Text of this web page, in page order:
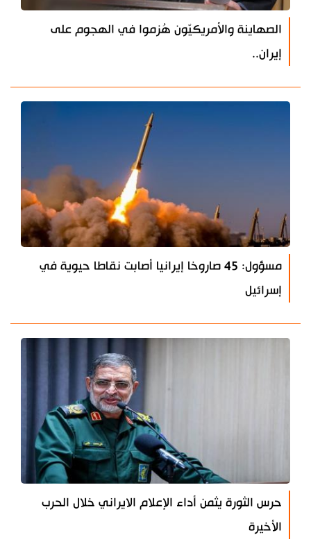
الصهاينة والأمريكيّون هُزموا في الهجوم على
إيران..
مسؤول: 45 صاروخا إيرانيا أصابت نقاطا حيوية في
إسرائيل
حرس الثورة يثمن أداء الإعلام الايراني خلال الحرب
الأخيرة